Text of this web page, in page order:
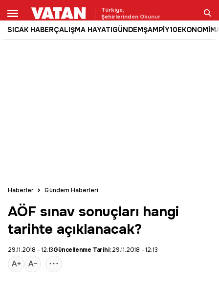
Türkiye,
Şehirlerinden Okunur
SICAK HABERÇALIŞMA HAYATIGÜNDEMŞAMPİY10EKONOMİ
Ara
Haberler Gündem Haberleri
AÖF sınav sonuçları hangi
tarihte açıklanacak?
29.11.2018 - 12:13Güncellenme Tarihi:29.11.2018 - 12:13